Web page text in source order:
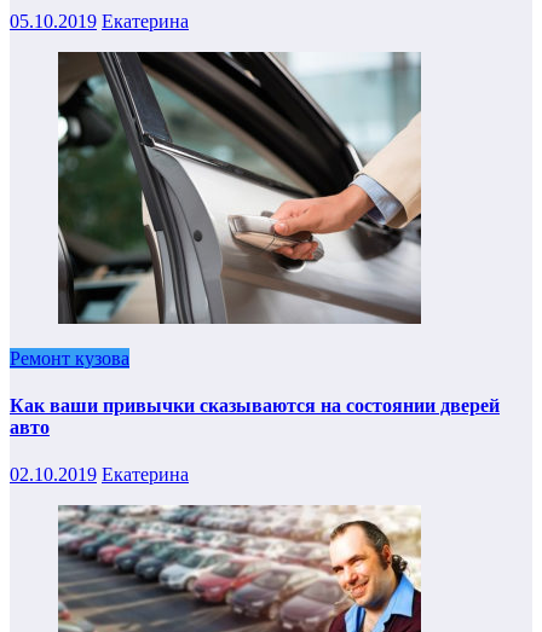
05.10.2019 Екатерина
Ремонт кузова
Как ваши привычки сказываются на состоянии дверей
авто
02.10.2019 Екатерина